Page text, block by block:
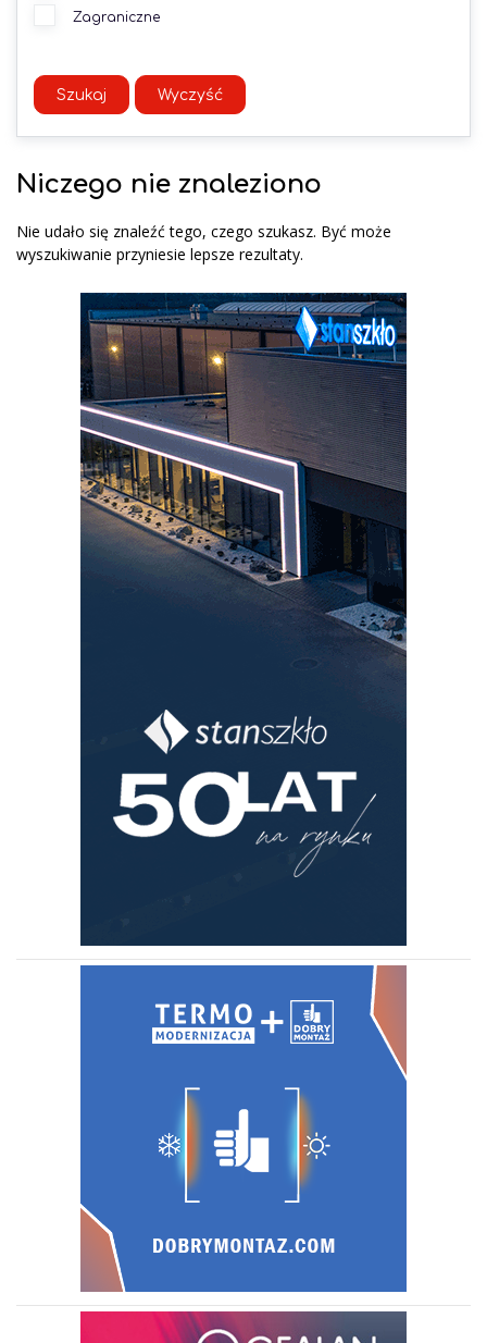
Zagraniczne
Szukaj Wyczyść
Niczego nie znaleziono
Nie udało się znaleźć tego, czego szukasz. Być może
wyszukiwanie przyniesie lepsze rezultaty.